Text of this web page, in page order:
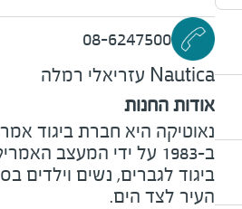
08-6247500
Nautica עזריאלי רמלה
אודות החנות
נאוטיקה היא חברת ביגוד
ב-1983 על ידי המעצב
ביגוד לגברים, נשים וילדים
העיר לצד הים.